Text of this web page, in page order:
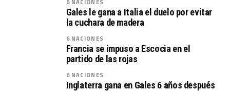
6 NACIONES
Gales le gana a Italia el duelo por evitar
la cuchara de madera
6 NACIONES
Francia se impuso a Escocia en el
partido de las rojas
6 NACIONES
Inglaterra gana en Gales 6 años después